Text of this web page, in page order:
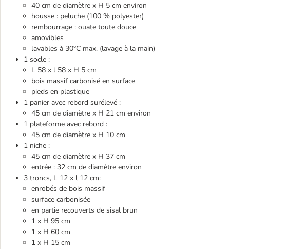
40 cm de diamètre x H 5 cm environ
housse : peluche (100 % polyester)
rembourrage : ouate toute douce
amovibles
lavables à 30°C max. (lavage à la main)
1 socle :
L 58 x l 58 x H 5 cm
bois massif carbonisé en surface
pieds en plastique
1 panier avec rebord surélevé :
45 cm de diamètre x H 21 cm environ
1 plateforme avec rebord :
45 cm de diamètre x H 10 cm
1 niche :
45 cm de diamètre x H 37 cm
entrée : 32 cm de diamètre environ
3 troncs, L 12 x l 12 cm:
enrobés de bois massif
surface carbonisée
en partie recouverts de sisal brun
1 x H 95 cm
1 x H 60 cm
1 x H 15 cm